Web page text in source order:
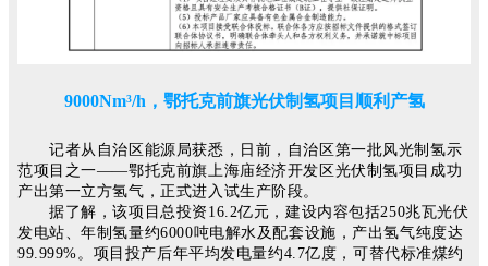
9000Nm³/h，鄂托克前旗光伏制氢项目顺利产氢
记者从自治区能源局获悉，日前，自治区第一批风光制氢示
范项目之一——鄂托克前旗上海庙经济开发区光伏制氢项目成功
产出第一立方氢气，正式进入试生产阶段。
据了解，该项目总投资16.2亿元，建设内容包括250兆瓦光伏
发电站、年制氢量约6000吨电解水及配套设施，产出氢气纯度达
99.999%。项目投产后年平均发电量约4.7亿度，可替代标准煤约